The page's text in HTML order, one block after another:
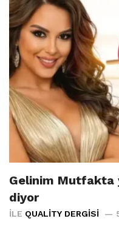
Gelinim Mutfakta
diyor
İLE QUALITY DERGISI